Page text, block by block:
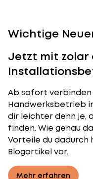
Wichtige
Jetzt mit zolar
Ab sofort
Handwerksbetrieb
dir leichter denn je,
finden. Wie genau
Vorteile du dadurch
Blogartikel vor.
Mehr erfahren